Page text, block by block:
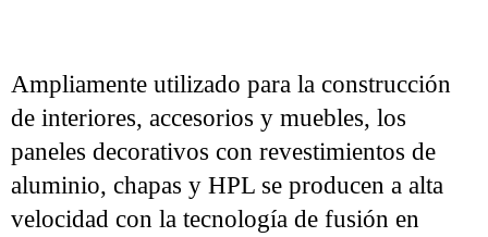
Ampliamente utilizado para la construcción
de interiores, accesorios y muebles, los
paneles decorativos con revestimientos de
aluminio, chapas y HPL se producen a alta
velocidad con la tecnología de fusión en